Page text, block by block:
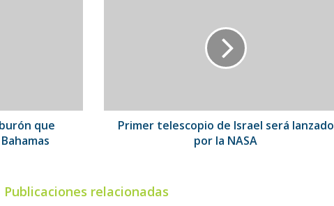
que
NASA
Primer telescopio de Israel será lanzado
por la NASA
Publicaciones relacionadas